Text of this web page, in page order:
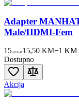
Adapter
Male/HDMI-Fem
15 00KM15,50 KM−1 KM
Dostupno
Akcija